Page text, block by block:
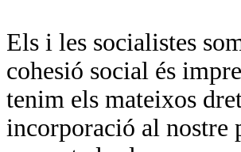
Els i les socialistes
cohesió social és
tenim els mateixos
incorporació al nostre